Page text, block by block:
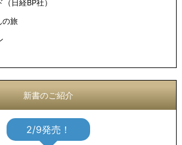
日経BP社）
の旅
新書のご紹介
2/9発売！